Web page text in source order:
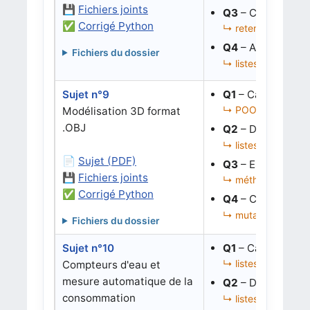
💾 Fichiers joints
✅ Corrigé Python
Fichiers du dossier
Q3 – Corriger
↳ retenues,
Q4 – Aligner
↳ listes,
Sujet n°9
Modélisation 3D format
.OBJ
📄 Sujet (PDF)
💾 Fichiers joints
✅ Corrigé Python
Fichiers du dossier
Q1 – Calculer la
↳ POO, sommets
Q2 – Déterminer
↳ listes d’objets,
Q3 – Estimer un
↳ méthode de
Q4 – Corriger
↳ mutation
Sujet n°10
Compteurs d'eau et
mesure automatique de la
consommation
Q1 – Calculer
↳ listes de
Q2 – Détecter
↳ listes de